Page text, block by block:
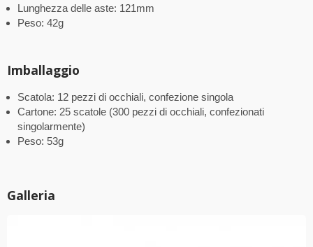
Lunghezza delle aste: 121mm
Peso: 42g
Imballaggio
Scatola: 12 pezzi di occhiali, confezione singola
Cartone: 25 scatole (300 pezzi di occhiali, confezionati
singolarmente)
Peso: 53g
Galleria